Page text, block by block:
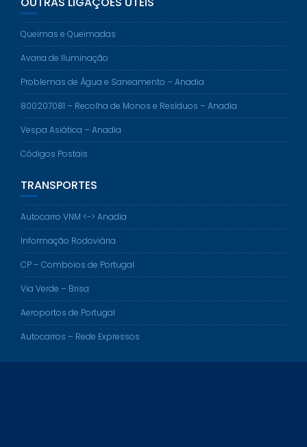
Queimas e Queimadas
Avaria de Iluminação
Problemas de Água e Saneamento – Anadia
800207081 – Recolha de Monos e Resíduos – Anadia
Vespa Asiática – Anadia
Códigos Postais
TRANSPORTES
Autocarro VNM <-> Anadia
Informação Rodoviária
CP – Comboios de Portugal
Via Verde – Brisa
Aeroportos de Portugal
Autocarros – Rede Expressos